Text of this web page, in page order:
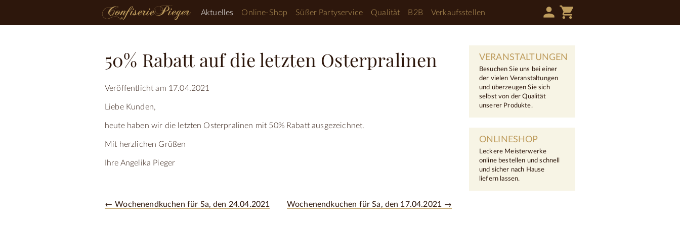
person shopping_cart
Aktuelles Online-Shop Süßer Partyservice Qualität B2B Verkaufsstellen
VERANSTALTUNGEN
Besuchen Sie uns bei einer
der vielen Veranstaltungen
und überzeugen Sie sich
selbst von der Qualität
unserer Produkte.
ONLINESHOP
Leckere Meisterwerke
online bestellen und schnell
und sicher nach Hause
liefern lassen.
50% Rabatt auf die letzten Osterpralinen
Veröffentlicht am 17.04.2021
Liebe Kunden,
heute haben wir die letzten Osterpralinen mit 50% Rabatt ausgezeichnet.
Mit herzlichen Grüßen
Ihre Angelika Pieger
← Wochenendkuchen für Sa, den 24.04.2021 Wochenendkuchen für Sa, den 17.04.2021 →